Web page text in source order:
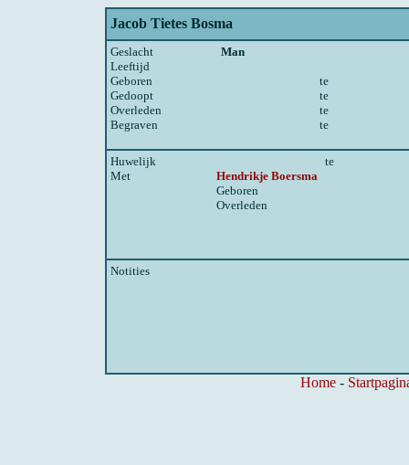
Jacob Tietes Bosma
Geslacht
Man
Leeftijd
Geboren
te
Gedoopt
te
Overleden
te
Begraven
te
Huwelijk
te
Met
Hendrikje Boersma
Geboren
Overleden
Notities
Home-